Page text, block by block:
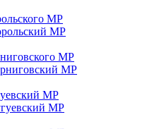
МР
МР
МР
МР
МР
МР